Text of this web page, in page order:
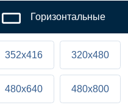
Горизонтальные
352x416 320x480
480x640 480x800